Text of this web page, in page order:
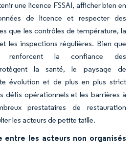
une licence FSSAI, afficher bien en
de licence et respecter des
que les contrôles de température, la
les inspections régulières. Bien que
renforcent la confiance des
la santé, le paysage de
évolution et de plus en plus strict
défis opérationnels et les barrières à
prestataires de restauration
les acteurs de petite taille.
entre les acteurs non organisés